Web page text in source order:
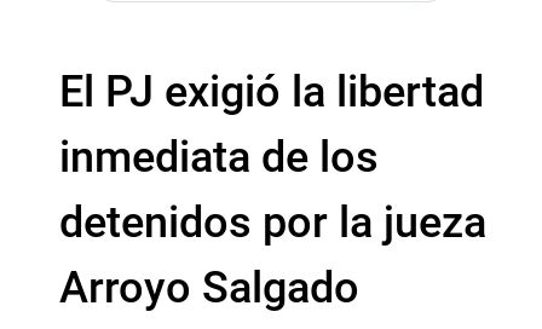
El PJ exigió la libertad
inmediata de los
detenidos por la jueza
Arroyo Salgado